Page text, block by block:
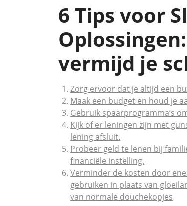
6 Tips voor
vermijd je
Zorg ervoor dat je altijd een
Maak een budget en houd je
Gebruik spaarprogramma’s
Kijk of er leningen zijn met
lening afsluit.
Probeer geld te lenen bij
financiële instelling.
Verminder de kosten door
gebruiken in plaats van
van normale douchekopjes